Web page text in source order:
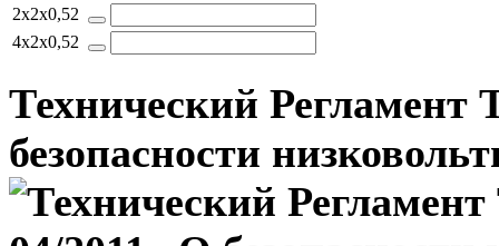
2x2x0,52
4x2x0,52
Технический Регламент
безопасности